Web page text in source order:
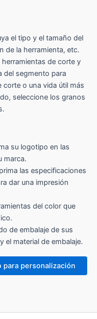
el tipo y el tamaño del
de la herramienta, etc.
herramientas de corte y
del segmento para
o una vida útil más
seleccione los granos
su logotipo en las
marca.
las especificaciones
dar una impresión
del color que
de embalaje de sus
el material de embalaje.
para personalización